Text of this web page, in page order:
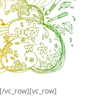
vc_row][vc_row]